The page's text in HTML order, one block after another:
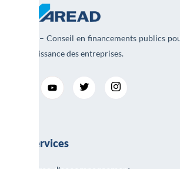
AREAD – Conseil en financements publics
et la croissance des entreprises.
Nos services